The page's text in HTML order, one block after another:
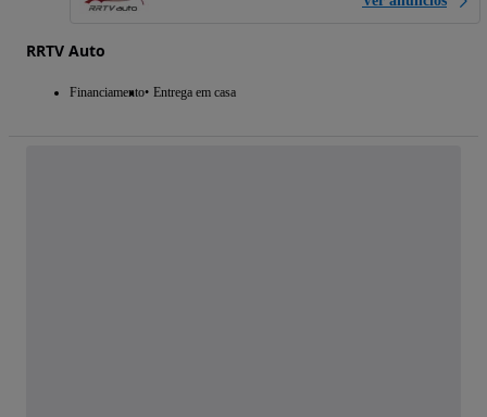
RRTV Auto
Financiamento Entrega em casa